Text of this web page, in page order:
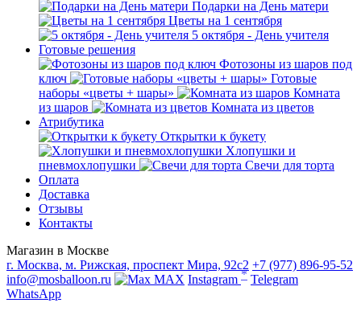
Подарки на День матери
Цветы на 1 сентября
5 октября - День учителя
Готовые решения
Фотозоны из шаров под
ключ
Готовые
наборы «цветы + шары»
Комната
из шаров
Комната из цветов
Атрибутика
Открытки к букету
Хлопушки и
пневмохлопушки
Свечи для торта
Оплата
Доставка
Отзывы
Контакты
Магазин в Москве
г. Москва, м. Рижская, проспект Мира, 92с2 +7 (977) 896-95-52
info@mosballoon.ru
MAX Instagram * Telegram
WhatsApp